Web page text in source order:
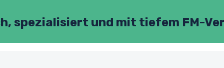
spezialisiert und mit tiefem FM-